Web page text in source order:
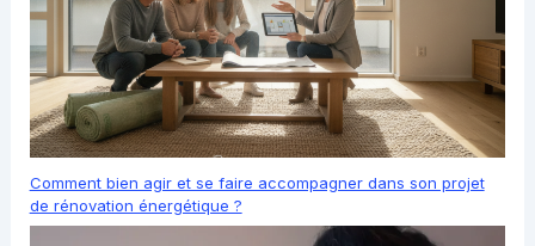
Comment bien agir et se faire accompagner dans son projet
de rénovation énergétique ?